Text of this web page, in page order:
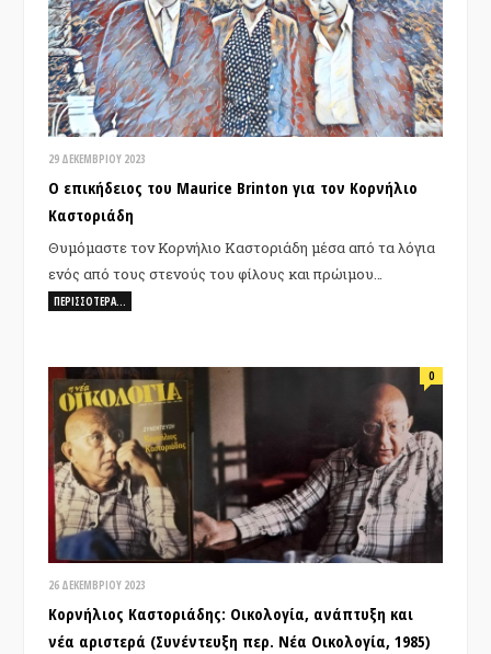
29 ΔΕΚΕΜΒΡΊΟΥ 2023
Ο επικήδειος του Maurice Brinton για τον Κορνήλιο
Καστοριάδη
Θυμόμαστε τον Κορνήλιο Καστοριάδη μέσα από τα λόγια
ενός από τους στενούς του φίλους και πρώιμου…
ΠΕΡΙΣΣΌΤΕΡΑ…
26 ΔΕΚΕΜΒΡΊΟΥ 2023
0
Κορνήλιος Καστοριάδης: Οικολογία, ανάπτυξη και
νέα αριστερά (Συνέντευξη περ. Νέα Οικολογία, 1985)